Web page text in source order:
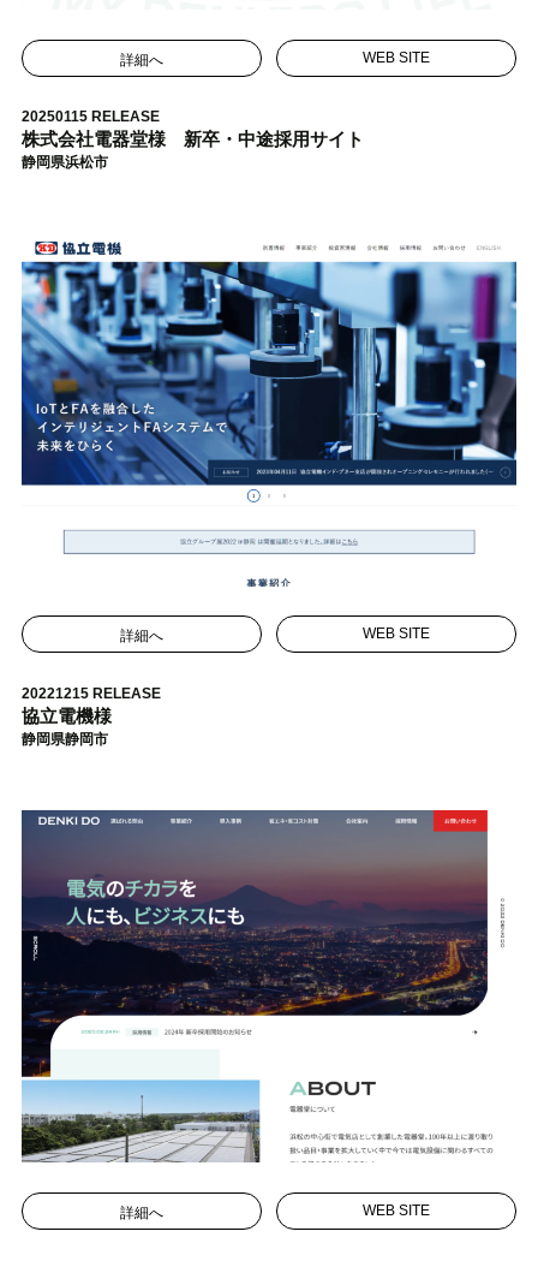
詳細へ WEB SITE
20250115 RELEASE
株式会社電器堂様 新卒・中途採用サイト
静岡県浜松市
詳細へ WEB SITE
20221215 RELEASE
協立電機様
静岡県静岡市
詳細へ WEB SITE